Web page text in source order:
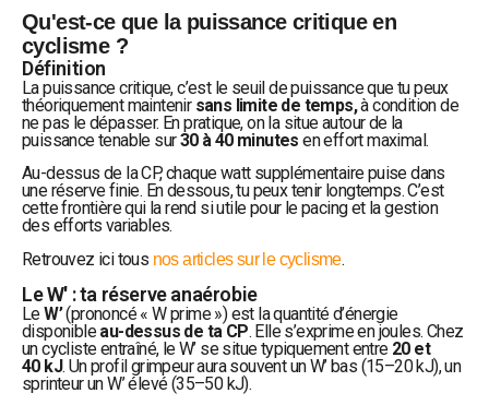
Qu'est-ce que la puissance critique en
cyclisme ?
Définition
La puissance critique, c’est le seuil de puissance que tu peux
théoriquement maintenir sans limite de temps,à condition de
ne pas le dépasser. En pratique, on la situe autour de la
puissance tenable sur30 à 40 minutes en effort maximal.
Au-dessus de la CP, chaque watt supplémentaire puise dans
une réserve finie. En dessous, tu peux tenir longtemps. C’est
cette frontière qui la rend si utile pour le pacing et la gestion
des efforts variables.
Retrouvez ici tous nos articles sur le cyclisme.
Le W' : ta réserve anaérobie
LeW’(prononcé « W prime ») est la quantité d’énergie
disponibleau-dessus de ta CP. Elle s’exprime en joules. Chez
un cycliste entraîné, le W’ se situe typiquement entre 20 et
40 kJ. Un profil grimpeur aura souvent un W’ bas (15–20 kJ), un
sprinteur un W’ élevé (35–50 kJ).